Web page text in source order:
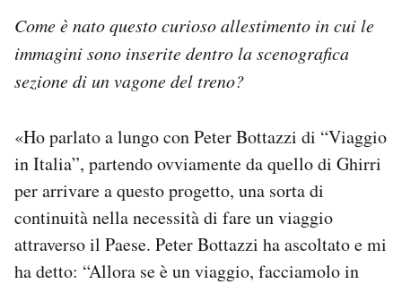
Come è nato questo curioso allestimento in cui le
immagini sono inserite dentro la scenografica
sezione di un vagone del treno?
«Ho parlato a lungo con Peter Bottazzi di “Viaggio
in Italia”, partendo ovviamente da quello di Ghirri
per arrivare a questo progetto, una sorta di
continuità nella necessità di fare un viaggio
attraverso il Paese. Peter Bottazzi ha ascoltato e mi
ha detto: “Allora se è un viaggio, facciamolo in